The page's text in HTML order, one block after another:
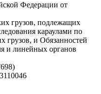
Федерации от
грузов, подлежащих
караулами по
грузов, и Обязанностей
и линейных органов